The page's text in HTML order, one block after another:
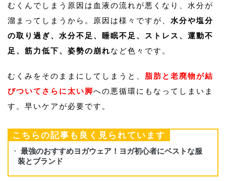
むくんでしまう原因は血液の流れが悪くなり、水分が
溜まってしまうから。原因は様々ですが、 水分や塩分
の取り過ぎ、水分不足、睡眠不足、ストレス、運動不
足、筋力低下、姿勢の崩れなど色々です。
むくみをそのままにしてしまうと、 脂肪と老廃物が結
びついてさらに太い脚への悪循環にもなってしまいま
す。早いケアが必要です。
こちらの記事も良く見られています